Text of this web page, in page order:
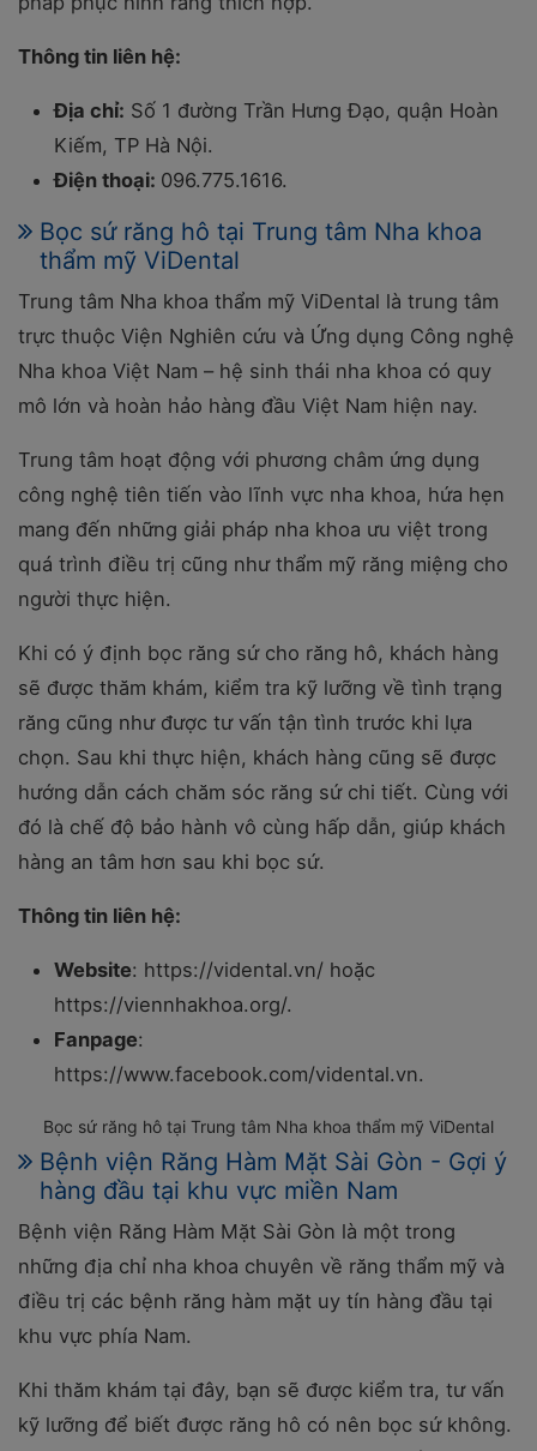
Thông tin liên hệ:
Địa chỉ: Số 1 đường Trần Hưng Đạo, quận Hoàn
Kiếm, TP Hà Nội.
Điện thoại: 096.775.1616.
Bọc sứ răng hô tại Trung tâm Nha khoa
thẩm mỹ ViDental
Trung tâm Nha khoa thẩm mỹ ViDental là trung tâm
trực thuộc Viện Nghiên cứu và Ứng dụng Công nghệ
Nha khoa Việt Nam – hệ sinh thái nha khoa có quy
mô lớn và hoàn hảo hàng đầu Việt Nam hiện nay.
Trung tâm hoạt động với phương châm ứng dụng
công nghệ tiên tiến vào lĩnh vực nha khoa, hứa hẹn
mang đến những giải pháp nha khoa ưu việt trong
quá trình điều trị cũng như thẩm mỹ răng miệng cho
người thực hiện.
Khi có ý định bọc răng sứ cho răng hô, khách hàng
sẽ được thăm khám, kiểm tra kỹ lưỡng về tình trạng
răng cũng như được tư vấn tận tình trước khi lựa
chọn. Sau khi thực hiện, khách hàng cũng sẽ được
hướng dẫn cách chăm sóc răng sứ chi tiết. Cùng với
đó là chế độ bảo hành vô cùng hấp dẫn, giúp khách
hàng an tâm hơn sau khi bọc sứ.
Thông tin liên hệ:
Website: https://vidental.vn/ hoặc
https://viennhakhoa.org/.
Fanpage:
https://www.facebook.com/vidental.vn.
Bọc sứ răng hô tại Trung tâm Nha khoa thẩm mỹ ViDental
Bệnh viện Răng Hàm Mặt Sài Gòn - Gợi ý
hàng đầu tại khu vực miền Nam
Bệnh viện Răng Hàm Mặt Sài Gòn là một trong
những địa chỉ nha khoa chuyên về răng thẩm mỹ và
điều trị các bệnh răng hàm mặt uy tín hàng đầu tại
khu vực phía Nam.
Khi thăm khám tại đây, bạn sẽ được kiểm tra, tư vấn
kỹ lưỡng để biết được răng hô có nên bọc sứ không.